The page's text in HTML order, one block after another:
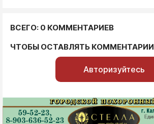
ВСЕГО: 0 КОММЕНТАРИЕВ
ЧТОБЫ ОСТАВЛЯТЬ КОММЕНТАРИИ
Авторизуйтесь